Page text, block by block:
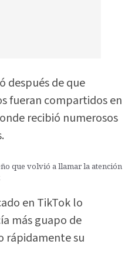
después de que
fueran compartidos en
recibió numerosos
que volvió a llamar la atención
en TikTok lo
más guapo de
rápidamente su